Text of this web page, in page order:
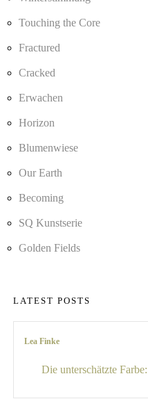
Touching the Core
Fractured
Cracked
Erwachen
Horizon
Blumenwiese
Our Earth
Becoming
SQ Kunstserie
Golden Fields
LATEST POSTS
Lea Finke
Die unterschätzte